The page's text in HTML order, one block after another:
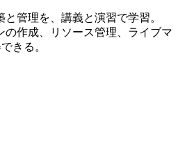
管理を、講義と演習で学習。
作成、リソース管理、ライブマ
きる。